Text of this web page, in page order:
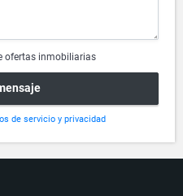
ofertas inmobiliarias
de servicio y privacidad